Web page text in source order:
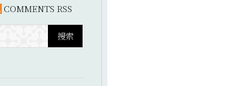
COMMENTS RSS